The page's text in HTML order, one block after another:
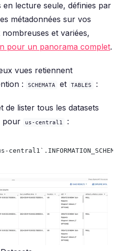
en lecture seule, définies par
métadonnées sur vos
et variées,
pour un panorama complet.
vues retiennent
:
SCHEMATA et TABLES :
de lister tous les datasets
pour
us-central1 :